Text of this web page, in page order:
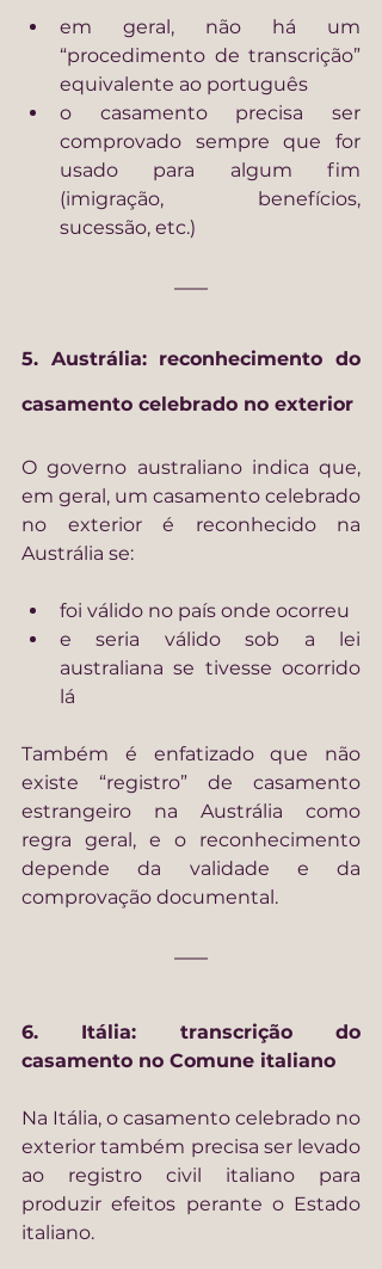
em geral, não há um
“procedimento de transcrição”
equivalente ao português
o casamento precisa ser
comprovado sempre que for
usado para algum fim
(imigração, benefícios,
sucessão, etc.)
5. Austrália: reconhecimento do
casamento celebrado no exterior
O governo australiano indica que,
em geral, um casamento celebrado
no exterior é reconhecido na
Austrália se:
foi válido no país onde ocorreu
e seria válido sob a lei
australiana se tivesse ocorrido
lá
Também é enfatizado que não
existe “registro” de casamento
estrangeiro na Austrália como
regra geral, e o reconhecimento
depende da validade e da
comprovação documental.
6. Itália: transcrição do
casamento no Comune italiano
Na Itália, o casamento celebrado no
exterior também precisa ser levado
ao registro civil italiano para
produzir efeitos perante o Estado
italiano.